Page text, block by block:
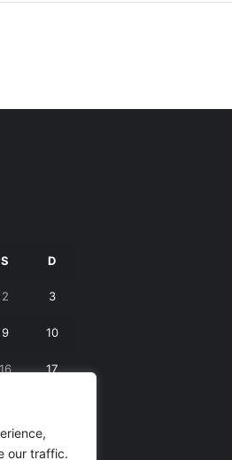
our traffic.
S D
2 3
9 10
16 17